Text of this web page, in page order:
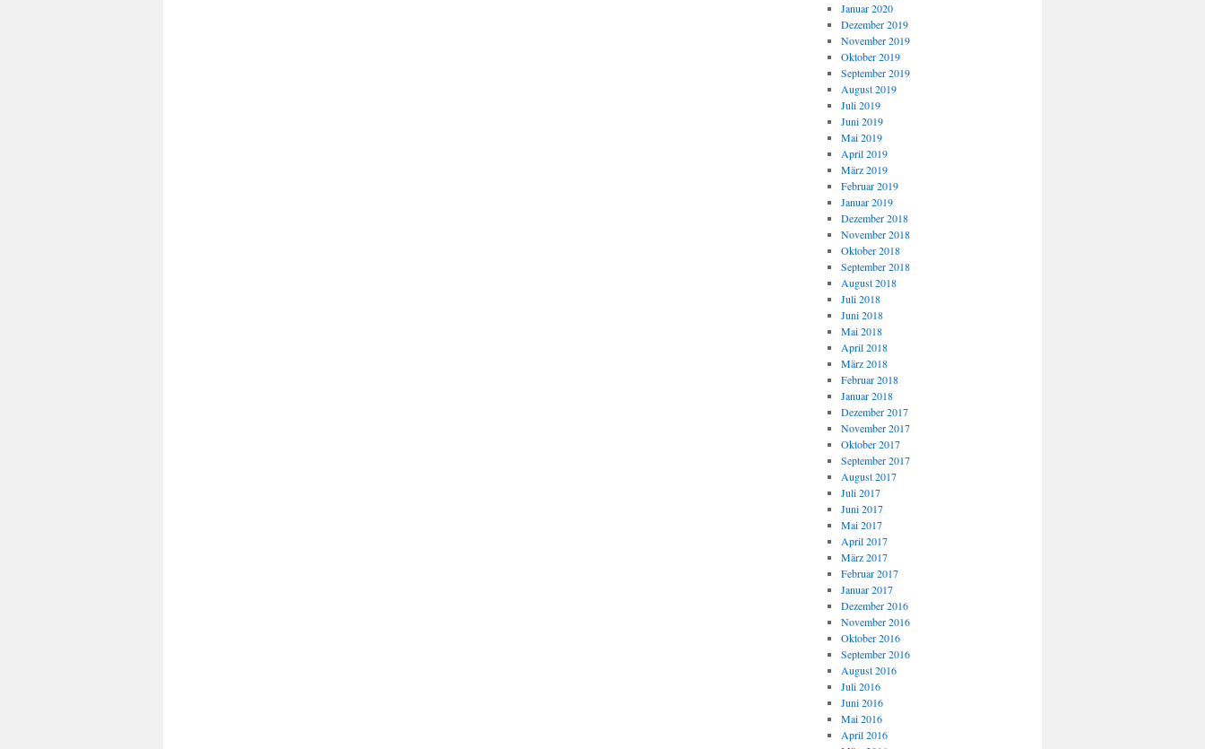
Januar 2020
Dezember 2019
November 2019
Oktober 2019
September 2019
August 2019
Juli 2019
Juni 2019
Mai 2019
April 2019
März 2019
Februar 2019
Januar 2019
Dezember 2018
November 2018
Oktober 2018
September 2018
August 2018
Juli 2018
Juni 2018
Mai 2018
April 2018
März 2018
Februar 2018
Januar 2018
Dezember 2017
November 2017
Oktober 2017
September 2017
August 2017
Juli 2017
Juni 2017
Mai 2017
April 2017
März 2017
Februar 2017
Januar 2017
Dezember 2016
November 2016
Oktober 2016
September 2016
August 2016
Juli 2016
Juni 2016
Mai 2016
April 2016